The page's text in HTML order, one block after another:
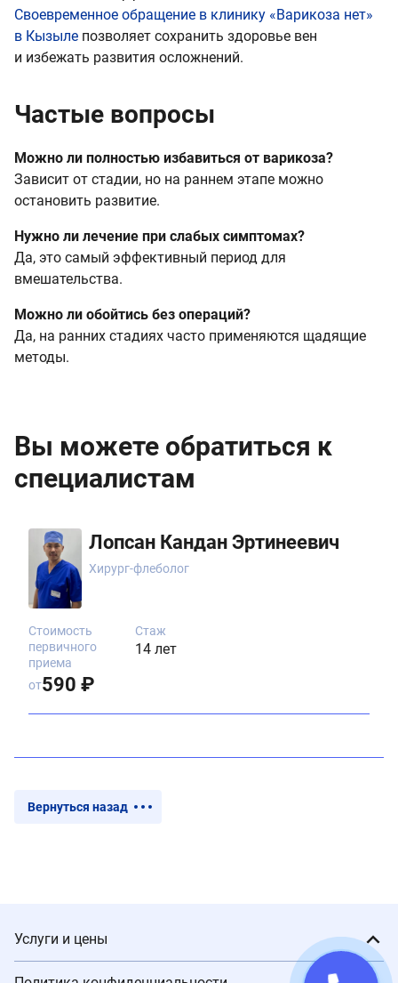
Своевременное обращение в клинику «Варикоза нет»
в Кызыле позволяет сохранить здоровье вен
и избежать развития осложнений.
Частые вопросы
Можно ли полностью избавиться от варикоза?
Зависит от стадии, но на раннем этапе можно
остановить развитие.
Нужно ли лечение при слабых симптомах?
Да, это самый эффективный период для
вмешательства.
Можно ли обойтись без операций?
Да, на ранних стадиях часто применяются щадящие
методы.
Вы можете обратиться к
специалистам
Лопсан Кандан Эртинеевич
Хирург-флеболог
Стаж
14 лет
Стоимость
первичного
приема
от590 ₽
Вернуться назад
Услуги и цены